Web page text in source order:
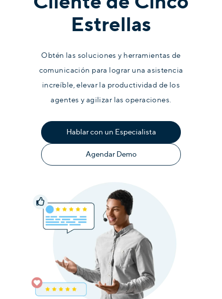
Estrellas
Obtén las soluciones y herramientas de
comunicación para lograr una asistencia
increíble, elevar la productividad de los
agentes y agilizar las operaciones.
Hablar con un Especialista
Agendar Demo